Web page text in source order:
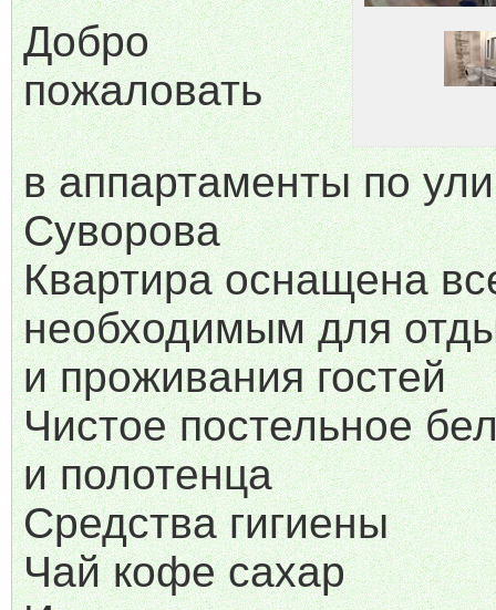
Добро
пожаловать
в аппартаменты по
Суворова
Квартира оснащена
необходимым для
и проживания гостей
Чистое постельное
и полотенца
Средства гигиены
Чай кофе сахар